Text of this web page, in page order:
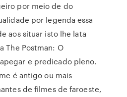
por meio de do
por legenda essa
aos situar isto lhe lata
The Postman: O
e predicado pleno.
é antigo ou mais
de filmes de faroeste,